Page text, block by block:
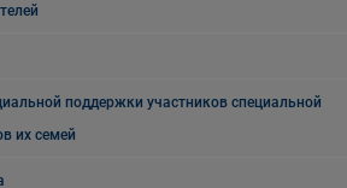
поддержки участников специальной
их семей